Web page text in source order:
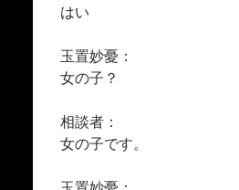
はい
玉置妙憂：
女の子？
相談者：
女の子です。